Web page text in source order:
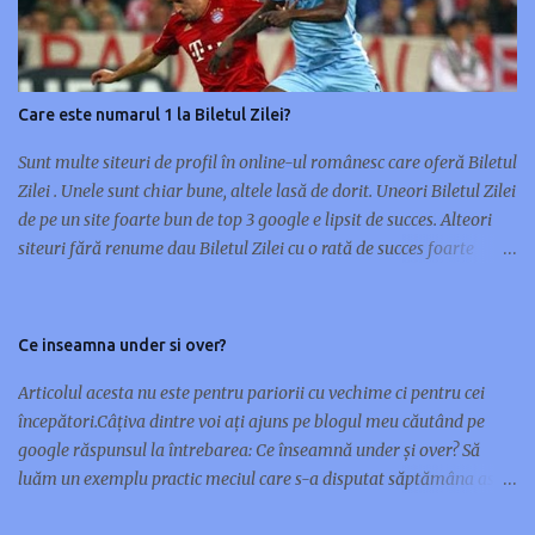
i
i
Care este numarul 1 la Biletul Zilei?
Sunt multe siteuri de profil în online-ul românesc care oferă Biletul
Zilei . Unele sunt chiar bune, altele lasă de dorit. Uneori Biletul Zilei
de pe un site foarte bun de top 3 google e lipsit de succes. Alteori
siteuri fără renume dau Biletul Zilei cu o rată de succes foarte
doar unul sau maxim două. Cu ocazia asta m-am gândit să scriu
www.pariusigur.com/p/biletul-zilei.html 2. www.biletulzilei.eu‎ 3.
www.pariuribonus.ro/biletul-zilei 4. www.biletulzilei.pariuri-x.ro
5. www.casapariurilor.net/biletul-zilei 6. www.biletul-zilei.net 7.
www.activsport.ro/biletul_zilei.php‎ 8.
Ce inseamna under si over?
Articolul acesta nu este pentru pariorii cu vechime ci pentru cei
începători.Câțiva dintre voi ați ajuns pe blogul meu căutând pe
google răspunsul la întrebarea: Ce înseamnă under și over? Să
luăm un exemplu practic meciul care s-a disputat săptămâna asta